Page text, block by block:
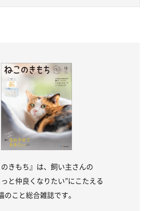
のきもち』は、飼い主さんの
と仲良くなりたい”にこたえる
のこと総合雑誌です。